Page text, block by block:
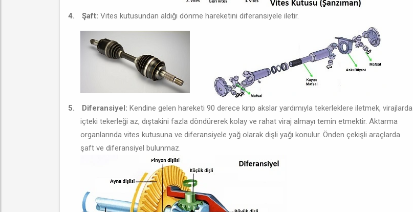
4. Şaft: Vites kutusundan aldığı dönme hareketini diferansiyele iletir.
5. Diferansiyel: Kendine gelen hareketi 90 derece kırıp akslar yardımıyla tekerleklere iletmek, virajlarda
içteki tekerleği az, dıştakini fazla döndürerek kolay ve rahat viraj almayı temin etmektir. Aktarma
organlarında vites kutusuna ve diferansiyele yağ olarak dişli yağı konulur. Önden çekişli araçlarda
şaft ve diferansiyel bulunmaz.